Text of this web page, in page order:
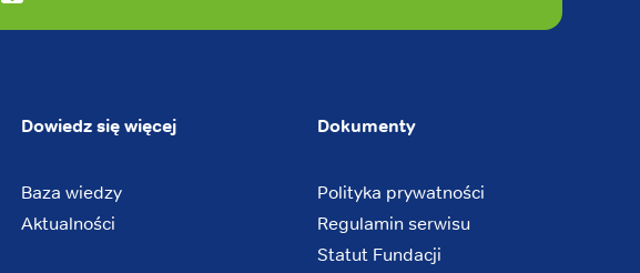
Dowiedz się więcej
Baza wiedzy
Aktualności
Dokumenty
Polityka prywatności
Regulamin serwisu
Statut Fundacji